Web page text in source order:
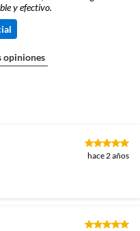
y efectivo.
opiniones
hace 2 años